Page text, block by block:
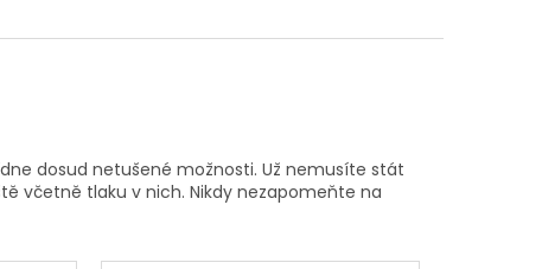
dosud netušené možnosti. Už nemusíte stát
včetně tlaku v nich. Nikdy nezapomeňte na